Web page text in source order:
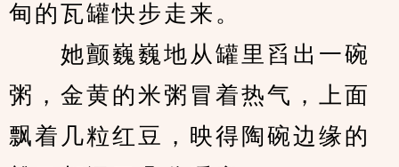
甸的瓦罐快步走来。
她颤巍巍地从罐里舀出一碗
粥，金黄的米粥冒着热气，上面
飘着几粒红豆，映得陶碗边缘的